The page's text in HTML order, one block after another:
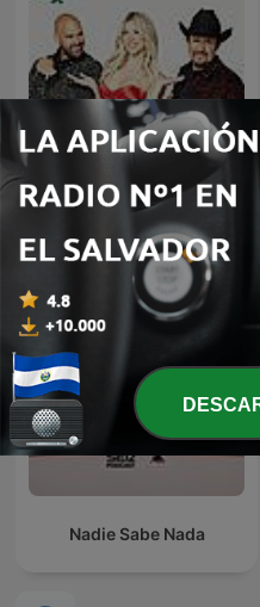
El Bueno, la Mala y el Feo
Nadie Sabe Nada